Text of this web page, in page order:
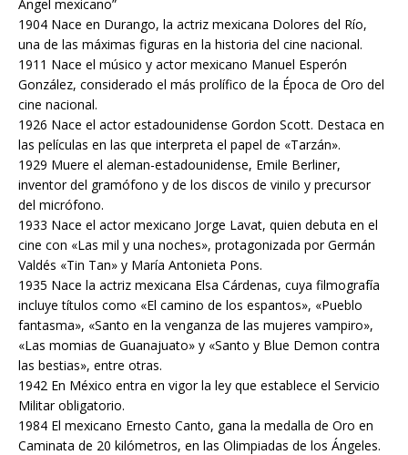
Angel mexicano”
1904 Nace en Durango, la actriz mexicana Dolores del Río,
una de las máximas figuras en la historia del cine nacional.
1911 Nace el músico y actor mexicano Manuel Esperón
González, considerado el más prolífico de la Época de Oro del
cine nacional.
1926 Nace el actor estadounidense Gordon Scott. Destaca en
las películas en las que interpreta el papel de «Tarzán».
1929 Muere el aleman-estadounidense, Emile Berliner,
inventor del gramófono y de los discos de vinilo y precursor
del micrófono.
1933 Nace el actor mexicano Jorge Lavat, quien debuta en el
cine con «Las mil y una noches», protagonizada por Germán
Valdés «Tin Tan» y María Antonieta Pons.
1935 Nace la actriz mexicana Elsa Cárdenas, cuya filmografía
incluye títulos como «El camino de los espantos», «Pueblo
fantasma», «Santo en la venganza de las mujeres vampiro»,
«Las momias de Guanajuato» y «Santo y Blue Demon contra
las bestias», entre otras.
1942 En México entra en vigor la ley que establece el Servicio
Militar obligatorio.
1984 El mexicano Ernesto Canto, gana la medalla de Oro en
Caminata de 20 kilómetros, en las Olimpiadas de los Ángeles.